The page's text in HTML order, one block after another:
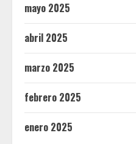
mayo 2025
abril 2025
marzo 2025
febrero 2025
enero 2025